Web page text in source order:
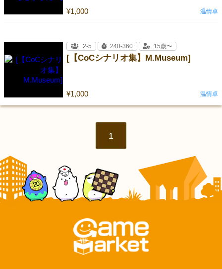
¥1,000 温情卓
[【CoCシナリオ集】M.Museum]
¥1,000
2-5 240-360 15歳〜
温情卓
1